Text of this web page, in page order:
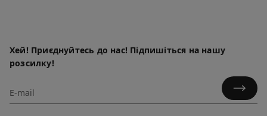
Хей! Приєднуйтесь до нас! Підпишіться на нашу
розсилку!